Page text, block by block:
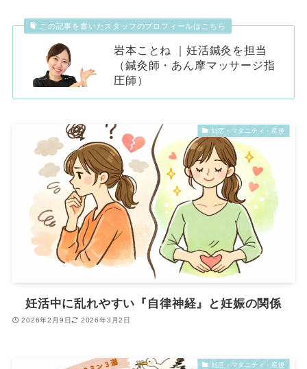
この記事を書いたスタッフのプロフィールはこちら
岩本ことね ｜妊活鍼灸を担当
（鍼灸師・あん摩マッサージ指
圧師）
妊活・マタニティ・産後
妊活中に乱れやすい『自律神経』と妊娠の関係
2026年2月9日 2026年3月2日
妊活・マタニティ・産後